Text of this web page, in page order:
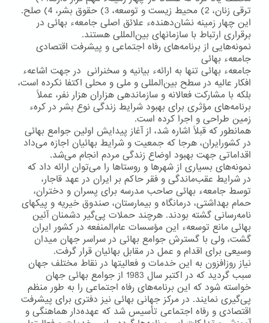
ترقی زنان، 2) محیط زیست و توسعه، 3) حقوق بشر، 4) صلح.
این چهار زمینه نشان‌دهندهء علائق اصلی جامعهء بهائی در
برقراری ارتباط با سازمانهای بین‌المللی هستند.
نمونه‌هایی از برنامه‌های رفاه اجتماعی و پیشرفت اقتصادی
جامعهء بهائی
جامعهء بهائی تنها به ارائهء بیانیه و سخنرانی در جهت اشاعهء
افكار عالیه در سطح بین‌المللی و ملی و محلی اكتفا نكرده است،
بلكه با مشاركت فعالانه و سازماندهی هزاران هزار نفر، عملاً
برنامه‌های مؤثری برای بهبود شرایط زندگی نوع بشر در كرهء
زمین طراحی و اجرا كرده است.
همانطور كه قبلاً اشاره شد، از آغاز پیدایش اولین جوامع بهائی
در كشورایران، هرجا كه جمعیت و شرایط بهائیان اجازه می‌داد
اقداماتی جهت بهبود اوضاع زندگی مردم انجام می‌شد.
نمونه‌‌های بسیاری از شهرها و روستاها را می‌توان ارائه داد كه
در شرایط عقب‌ماندگی و فقر حاكم بر ایران در عهد قاجار،
توسط جامعهء بهائی صاحب مدرسه برای پسران و دختران،
حمام بهداشتی، درمانگاه و بیمارستان، صندوق خیریه و پیكهای
نامه‌رسانی گشته بودند. هرچند حملات پی‌گیر دشمنان آئین
بهائی مانع توسعهء این مؤسسات عام‌المنفعه در كشور ایران
گشت، ولی با گسترش جوامع بهائی در سراسر جهان میدان
وسیعی برای اقدام و عمل در مقابل بهائیان قرار گرفت.
نیاز روزافزون به این خدمات و فعالیتها در نقاط مختلف جهان
سبب گردید كه در اكتبر سال 1983 از جوامع بهائی جهان
خواسته شود كه این برنامه‌های رفاه اجتماعی را به طور منظم
پی‌گیری نمایند. در مركز جهانی بهائی نیز دفتری برای پیشرفت
اقتصادی و رفاه اجتماعی تأسیس شد كه عهده‌دار هماهنگی و